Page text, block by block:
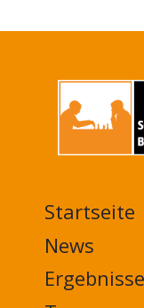
MAIN
NAVIGATION
FOOTER
Startseite
News
Ergebnisse